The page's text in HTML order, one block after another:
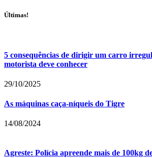
Últimas!
5 consequências de dirigir um carro
motorista deve conhecer
29/10/2025
As máquinas caça-níqueis do Tigre
14/08/2024
Agreste: Polícia apreende mais de 100kg